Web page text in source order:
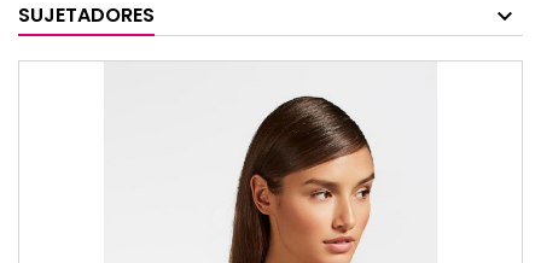
SUJETADORES